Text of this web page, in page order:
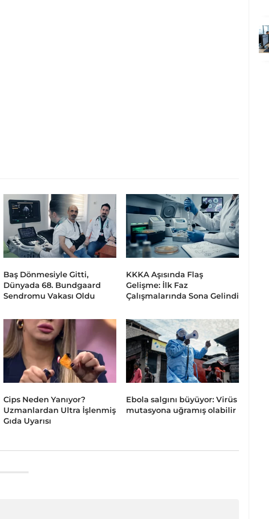
Baş Dönmesiyle Gitti,
Dünyada 68. Bundgaard
Sendromu Vakası Oldu
KKKA Aşısında Flaş
Gelişme: İlk Faz
Çalışmalarında Sona Gelindi
Cips Neden Yanıyor?
Uzmanlardan Ultra İşlenmiş
Gıda Uyarısı
Ebola salgını büyüyor: Virüs
mutasyona uğramış olabilir